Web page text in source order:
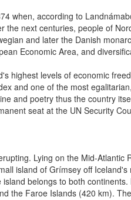
according to
the next centuries, people of
and later the Danish
Economic Area, and
levels of economic
and one of the most
and poetry thus the country
seat at the UN Security
Lying on the Mid-Atlantic
island of Grímsey off
belongs to both
the Faroe Islands (420 km).